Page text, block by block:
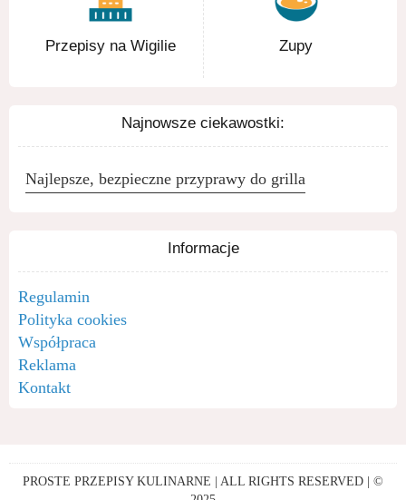
Przepisy na Wigilie Zupy
Najnowsze ciekawostki:
Najlepsze, bezpieczne przyprawy do grilla
Informacje
Regulamin
Polityka cookies
Współpraca
Reklama
Kontakt
PROSTE PRZEPISY KULINARNE | ALL RIGHTS RESERVED | ©